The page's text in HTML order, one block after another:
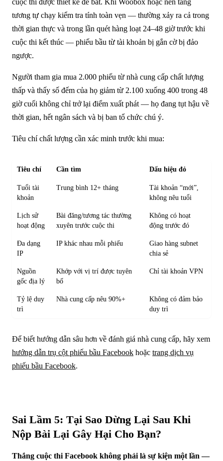
cuộc thi được thiết kế để bắt. Khi Woobox hoặc nền tảng
tương tự chạy kiểm tra tính toàn vẹn — thường xảy ra cả trong
thời gian thực và trong lần quét hàng loạt 24–48 giờ trước khi
cuộc thi kết thúc — phiếu bầu từ tài khoản bị gắn cờ bị đảo
ngược.
Người tham gia mua 2.000 phiếu từ nhà cung cấp chất lượng
thấp và thấy số đếm của họ giảm từ 2.100 xuống 400 trong 48
giờ cuối không chỉ trở lại điểm xuất phát — họ đang tụt hậu về
thời gian, hết ngân sách và bị ban tổ chức chú ý.
Tiêu chí chất lượng cần xác minh trước khi mua:
Tiêu chí Cần tìm Dấu hiệu đỏ
Tuổi tài
khoản
Trung bình 12+ tháng
Tài khoản “mới”,
không nêu tuổi
Lịch sử
hoạt động
Bài đăng/tương tác thường
xuyên trước cuộc thi
Không có hoạt
động trước đó
Đa dạng
IP
IP khác nhau mỗi phiếu
Giao hàng subnet
chia sẻ
Nguồn
gốc địa lý
Khớp với vị trí được tuyên
bố
Chỉ tài khoản VPN
Tỷ lệ duy
trì
Nhà cung cấp nêu 90%+
Không có đảm bảo
duy trì
Để biết hướng dẫn sâu hơn về đánh giá nhà cung cấp, hãy xem
hướng dẫn trụ cột phiếu bầu Facebook hoặc trang dịch vụ
phiếu bầu Facebook.
Sai Lầm 5: Tại Sao Dừng Lại Sau Khi
Nộp Bài Lại Gây Hại Cho Bạn?
Thắng cuộc thi Facebook không phải là sự kiện một lần —